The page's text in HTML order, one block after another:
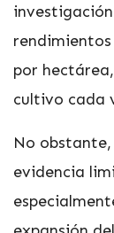
por
cultivo cada
No
evidencia